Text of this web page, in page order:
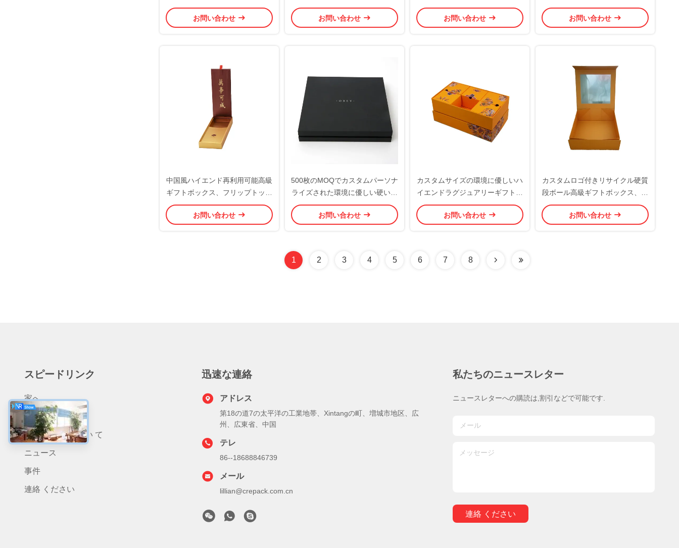
り
お問い合わせ
のリボン・パッキング付き リサ
イクル可能な折りたたたみのギフ
お問い合わせ
ラグジュアリー ギフト 包装箱 レ
ザーハンドル付き
お問い合わせ
ケージボックス 500枚 MOQ
お問い合わせ
中国風ハイエンド再利用可能高級
ギフトボックス、フリップトップ
磁気クロージャーとリボン付き、
小規模ビジネス向け
お問い合わせ
500枚のMOQでカスタムパーソナ
ライズされた環境に優しい硬い紙
箱ギフトパッケージングボックス
お問い合わせ
カスタムサイズの環境に優しいハ
イエンドラグジュアリーギフトボ
ックスと食品包装用硬質段ボール
箱
お問い合わせ
カスタムロゴ付きリサイクル硬質
段ボール高級ギフトボックス、ク
リアPVC窓とマグネット開閉
お問い合わせ
1 2 3 4 5 6 7 8
スピードリンク
家へ
製品
わたしたち に つい て
ニュース
事件
連絡 ください
迅速な連絡
アドレス
第18の道7の太平洋の工業地帯、Xintangの町、増城市地区、広
州、広東省、中国
テレ
86--18688846739
メール
lillian@crepack.com.cn
私たちのニュースレター
ニュースレターへの購読は,割引などで可能です.
連絡 ください